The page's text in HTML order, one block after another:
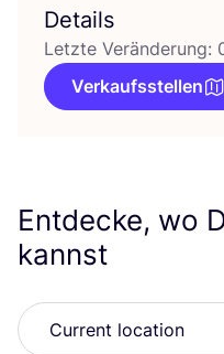
Details
Letzte Veränderung:
Verkaufsstellen
Entdecke, wo
kannst